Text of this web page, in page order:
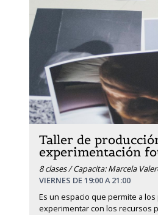
Taller de
experimentación
8 clases / Capacita: Marcela
VIERNES DE 19:00 A 21:00
Es un espacio que permite a
experimentar con los recursos